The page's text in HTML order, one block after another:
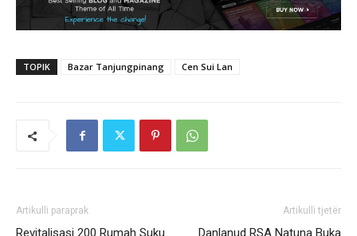
TOPIK Bazar Tanjungpinang Cen Sui Lan
Artikulli paraprak Artikulli tjetër